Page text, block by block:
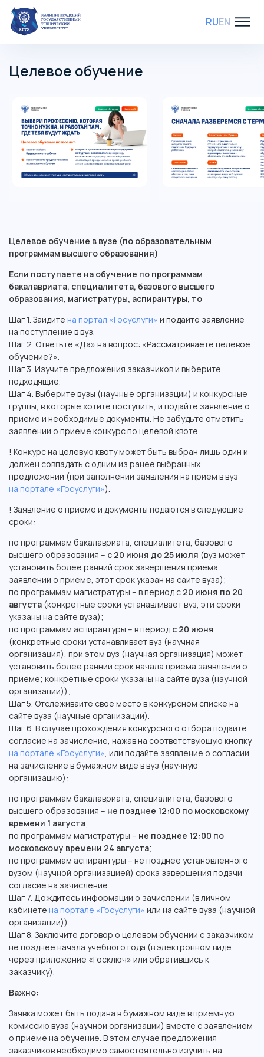
RUEN
Целевое обучение
Целевое обучение в вузе (по образовательным
программам высшего образования)
Если поступаете на обучение по программам
бакалавриата, специалитета, базового высшего
образования, магистратуры, аспирантуры, то
Шаг 1. Зайдите на портал «Госуслуги» и подайте заявление
на поступление в вуз.
Шаг 2. Ответьте «Да» на вопрос: «Рассматриваете целевое
обучение?».
Шаг 3. Изучите предложения заказчиков и выберите
подходящие.
Шаг 4. Выберите вузы (научные организации) и конкурсные
группы, в которые хотите поступить, и подайте заявление о
приеме и необходимые документы. Не забудьте отметить
заявлении о приеме конкурс по целевой квоте.
! Конкурс на целевую квоту может быть выбран лишь один и
должен совпадать с одним из ранее выбранных
предложений (при заполнении заявления на прием в вуз
на портале «Госуслуги»).
! Заявление о приеме и документы подаются в следующие
сроки:
по программам бакалавриата, специалитета, базового
высшего образования – с 20 июня до 25 июля (вуз может
установить более ранний срок завершения приема
заявлений о приеме, этот срок указан на сайте вуза);
по программам магистратуры – в период с 20 июня по 20
августа (конкретные сроки устанавливает вуз, эти сроки
указаны на сайте вуза);
по программам аспирантуры – в период с 20 июня
(конкретные сроки устанавливает вуз (научная
организация), при этом вуз (научная организация) может
установить более ранний срок начала приема заявлений о
приеме; конкретные сроки указаны на сайте вуза (научной
организации));
Шаг 5. Отслеживайте свое место в конкурсном списке на
сайте вуза (научные организации).
Шаг 6. В случае прохождения конкурсного отбора подайте
согласие на зачисление, нажав на соответствующую кнопку
на портале «Госуслуги», или подайте заявление о согласии
на зачисление в бумажном виде в вуз (научную
организацию):
по программам бакалавриата, специалитета, базового
высшего образования – не позднее 12:00 по московскому
времени 1 августа;
по программам магистратуры – не позднее 12:00 по
московскому времени 24 августа;
по программам аспирантуры – не позднее установленного
вузом (научной организацией) срока завершения подачи
согласие на зачисление.
Шаг 7. Дождитесь информации о зачислении (в личном
кабинете на портале «Госуслуги» или на сайте вуза (научной
организации)).
Шаг 8. Заключите договор о целевом обучении с заказчиком
не позднее начала учебного года (в электронном виде
через приложение «Госключ» или обратившись к
заказчику).
Важно:
Заявка может быть подана в бумажном виде в приемную
комиссию вуза (научной организации) вместе с заявлением
о приеме на обучение. В этом случае предложения
заказчиков необходимо самостоятельно изучить на